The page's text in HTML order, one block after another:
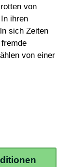
von
ihren
sich Zeiten
von einer